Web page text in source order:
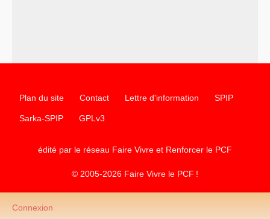
Plan du site Contact Lettre d'information SPIP
Sarka-SPIP GPLv3
édité par le réseau Faire Vivre et Renforcer le PCF
© 2005-2026 Faire Vivre le PCF !
Connexion